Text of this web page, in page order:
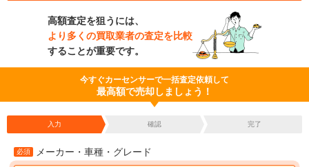
高額査定を狙うには、
より多くの買取業者の査定を比較
することが重要です。
今すぐカーセンサーで一括査定依頼して
最高額で売却しましょう！
入力 確認 完了
必須 メーカー・車種・グレード